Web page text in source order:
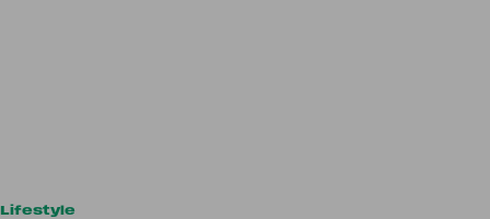
Lifestyle